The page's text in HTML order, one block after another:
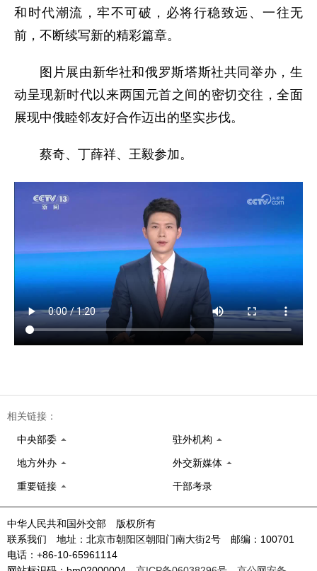
和时代潮流，牢不可破，必将行稳致远、一往无
前，不断续写新的精彩篇章。
图片展由新华社和俄罗斯塔斯社共同举办，生
动呈现新时代以来两国元首之间的密切交往，全面
展现中俄睦邻友好合作迈出的坚实步伐。
蔡奇、丁薛祥、王毅参加。
相关链接：
中央部委 驻外机构
地方外办 外交新媒体
重要链接 干部考录
中华人民共和国外交部 版权所有
联系我们 地址：北京市朝阳区朝阳门南大街2号 邮编：100701
电话：+86-10-65961114